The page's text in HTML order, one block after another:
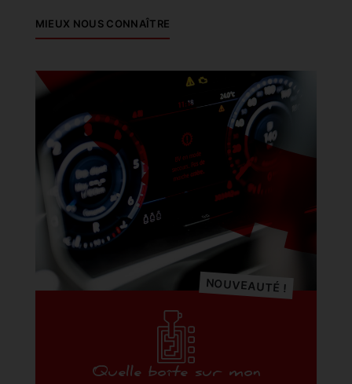
MIEUX NOUS CONNAÎTRE
Quelle boîte sur mon